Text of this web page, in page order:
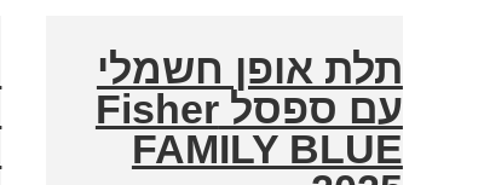
תלת אופן חשמלי
עם ספסל Fisher
FAMILY BLUE